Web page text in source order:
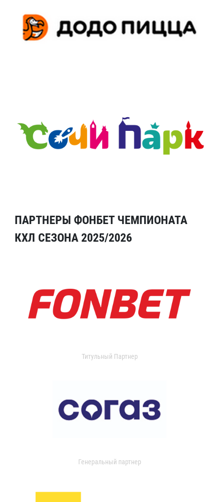
ПАРТНЕРЫ ФОНБЕТ ЧЕМПИОНАТА
КХЛ СЕЗОНА 2025/2026
Титульный Партнер
Генеральный партнер